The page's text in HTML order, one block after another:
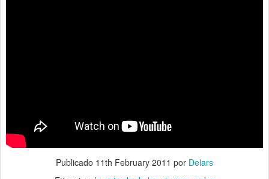
Publicado 11th February 2011 por Delars